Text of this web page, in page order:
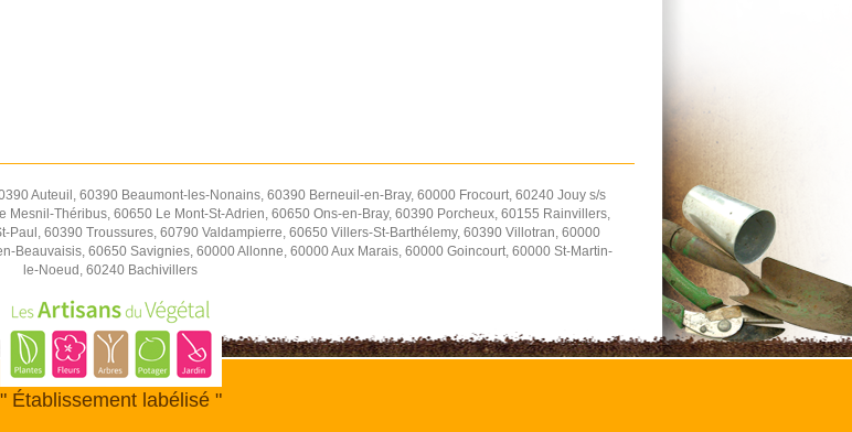
Auteuil, 60390 Beaumont-les-Nonains, 60390 Berneuil-en-Bray, 60000 Frocourt, 60240 Jouy s/s
Théribus, 60650 Le Mont-St-Adrien, 60650 Ons-en-Bray, 60390 Porcheux, 60155 Rainvillers,
60390 Troussures, 60790 Valdampierre, 60650 Villers-St-Barthélemy, 60390 Villotran, 60000
Beauvaisis, 60650 Savignies, 60000 Allonne, 60000 Aux Marais, 60000 Goincourt, 60000 St-Martin-
le-Noeud, 60240 Bachivillers
" Établissement labélisé "